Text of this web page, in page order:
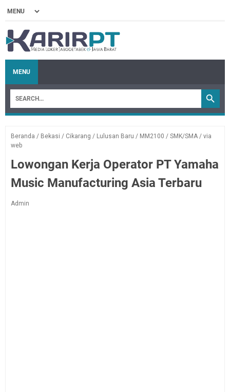
MENU
Beranda / Bekasi / Cikarang / Lulusan Baru / MM2100 / SMK/SMA / via
web
Lowongan Kerja Operator PT Yamaha
Music Manufacturing Asia Terbaru
Admin